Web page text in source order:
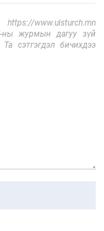
www.ulsturch.mn
ны журмын дагуу зүй
сэтгэгдэл бичихдээ